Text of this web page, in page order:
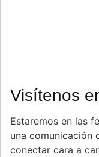
Visítenos
Estaremos en las
una comunicación
conectar cara a